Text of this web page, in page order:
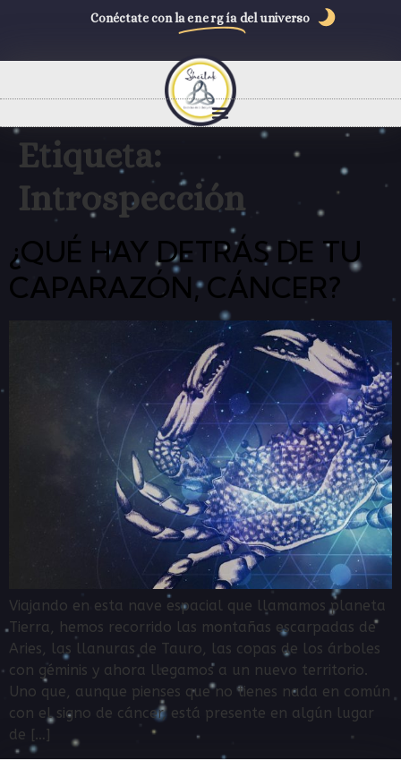
Conéctate con la energía del universo
Etiqueta:
Introspección
¿QUÉ HAY DETRÁS DE TU
CAPARAZÓN, CÁNCER?
Viajando en esta nave espacial que llamamos planeta
Tierra, hemos recorrido las montañas escarpadas de
Aries, las llanuras de Tauro, las copas de los árboles
con géminis y ahora llegamos a un nuevo territorio.
Uno que, aunque pienses que no tienes nada en común
con el signo de cáncer, está presente en algún lugar
de […]